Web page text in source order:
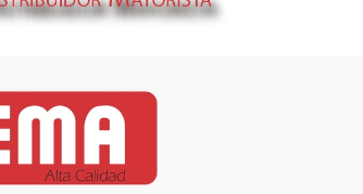
COMPRESOR FEMA 55100 -
TIEMPOS -
69370314